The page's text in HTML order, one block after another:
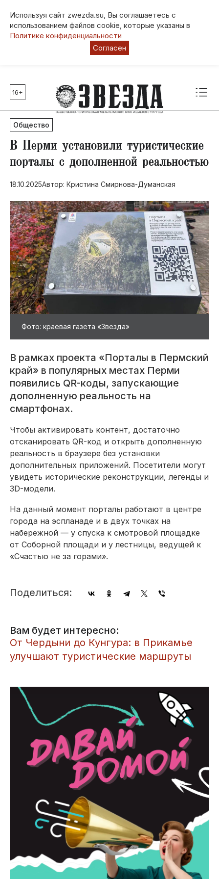
Используя сайт zwezda.su, Вы соглашаетесь с
использованием файлов cookie, которые указаны в
Политике конфиденциальности
Согласен
Главные темы
80 лет Победы
Молодежная столица РФ
СВО
Социальная поддержка
Инфраструктура
Благоустройство
16+
Общество
В Перми установили туристические
порталы с дополненной реальностью
18.10.2025Автор: Кристина Смирнова-Думанская
Фото: краевая газета «Звезда»
В рамках проекта «Порталы в Пермский
край» в популярных местах Перми
появились QR-коды, запускающие
дополненную реальность на
смартфонах.
Чтобы активировать контент, достаточно
отсканировать QR-код и открыть дополненную
реальность в браузере без установки
дополнительных приложений. Посетители могут
увидеть исторические реконструкции, легенды и
3D-модели.
На данный момент порталы работают в центре
города на эспланаде и в двух точках на
набережной — у спуска к смотровой площадке
от Соборной площади и у лестницы, ведущей к
«Счастью не за горами».
Поделиться:
Вам будет интересно:
От Чердыни до Кунгура: в Прикамье
улучшают туристические маршруты